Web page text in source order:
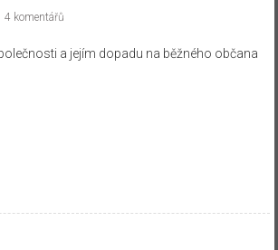
4 komentářů
a jejím dopadu na běžného občana